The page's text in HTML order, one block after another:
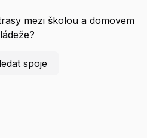
mezi školou a domovem
spoje